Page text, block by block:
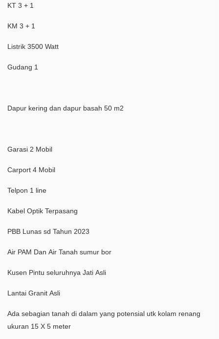
KT 3 + 1
KM 3 + 1
Listrik 3500 Watt
Gudang 1
Dapur kering dan dapur basah 50 m2
Garasi 2 Mobil
Carport 4 Mobil
Telpon 1 line
Kabel Optik Terpasang
PBB Lunas sd Tahun 2023
Air PAM Dan Air Tanah sumur bor
Kusen Pintu seluruhnya Jati Asli
Lantai Granit Asli
Ada sebagian tanah di dalam yang potensial utk kolam renang
ukuran 15 X 5 meter